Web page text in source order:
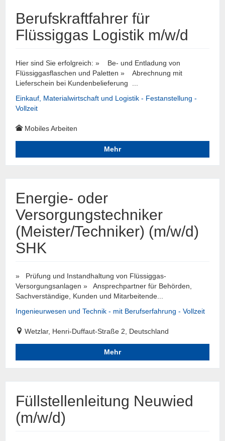
Berufskraftfahrer für
Flüssiggas Logistik m/w/d
Hier sind Sie erfolgreich: » Be- und Entladung von
Flüssiggasflaschen und Paletten » Abrechnung mit
Lieferschein bei Kundenbelieferung ...
Einkauf, Materialwirtschaft und Logistik - Festanstellung -
Vollzeit
Mobiles Arbeiten
Mehr
Energie- oder
Versorgungstechniker
(Meister/Techniker) (m/w/d)
SHK
» Prüfung und Instandhaltung von Flüssiggas-
Versorgungsanlagen » Ansprechpartner für Behörden,
Sachverständige, Kunden und Mitarbeitende...
Ingenieurwesen und Technik - mit Berufserfahrung - Vollzeit
Wetzlar, Henri-Duffaut-Straße 2, Deutschland
Mehr
Füllstellenleitung Neuwied
(m/w/d)